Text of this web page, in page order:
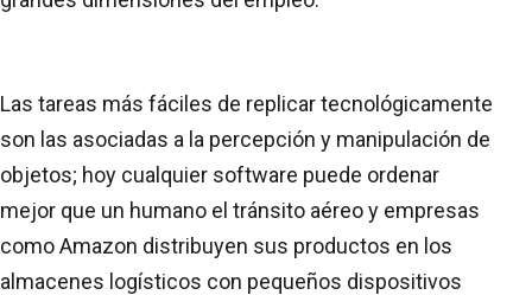
Las tareas más fáciles de replicar tecnológicamente
son las asociadas a la percepción y manipulación de
objetos; hoy cualquier software puede ordenar
mejor que un humano el tránsito aéreo y empresas
como Amazon distribuyen sus productos en los
almacenes logísticos con pequeños dispositivos